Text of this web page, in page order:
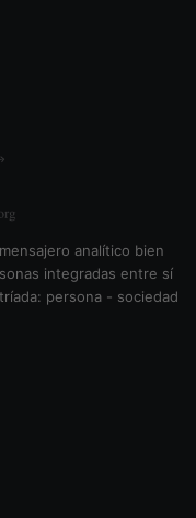
analítico bien
integradas entre sí
persona - sociedad